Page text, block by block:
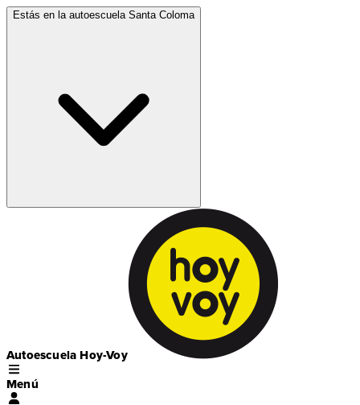
Estás en la autoescuela Santa Coloma
Autoescuela Hoy-Voy
Menú